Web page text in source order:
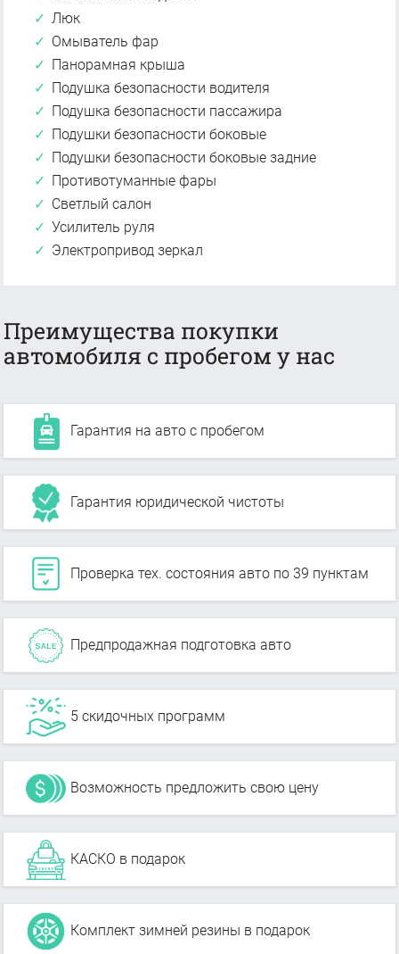
Люк
Омыватель фар
Панорамная крыша
Подушка безопасности водителя
Подушка безопасности пассажира
Подушки безопасности боковые
Подушки безопасности боковые задние
Противотуманные фары
Светлый салон
Усилитель руля
Электропривод зеркал
Преимущества покупки
автомобиля с пробегом у нас
Гарантия на авто с пробегом
Гарантия юридической чистоты
Проверка тех. состояния авто по 39 пунктам
Предпродажная подготовка авто
5 скидочных программ
Возможность предложить свою цену
КАСКО в подарок
Комплект зимней резины в подарок